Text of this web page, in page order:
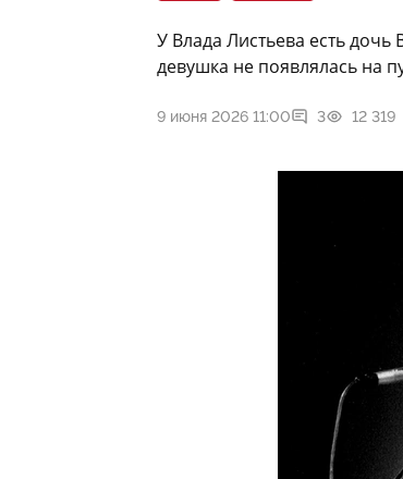
У Влада Листьева есть
девушка не появлялась на
9 июня 2026 11:00 3 12 319